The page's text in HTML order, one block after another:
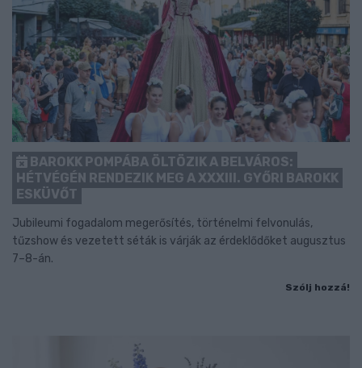
BAROKK POMPÁBA ÖLTÖZIK A BELVÁROS:
HÉTVÉGÉN RENDEZIK MEG A XXXIII. GYŐRI BAROKK
ESKÜVŐT
Jubileumi fogadalom megerősítés, történelmi felvonulás,
tűzshow és vezetett séták is várják az érdeklődőket augusztus
7–8-án.
Szólj hozzá!